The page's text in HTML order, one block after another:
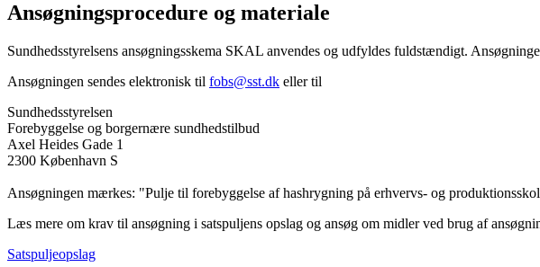
Ansøgningsprocedure og materiale
Sundhedsstyrelsens ansøgningsskema SKAL anvendes og udfyldes fuldstændigt.
Ansøgningen sendes elektronisk til fobs@sst.dk eller til
Sundhedsstyrelsen
Forebyggelse og borgernære sundhedstilbud
Axel Heides Gade 1
2300 København S
Ansøgningen mærkes: "Pulje til forebyggelse af hashrygning på erhvervs- og
Læs mere om krav til ansøgning i satspuljens opslag og ansøg om midler ved brug af
Satspuljeopslag